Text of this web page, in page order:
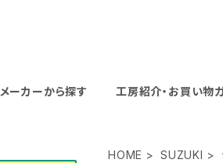
メーカーから探す 工房紹介・お買い物
HOME SUZUKI